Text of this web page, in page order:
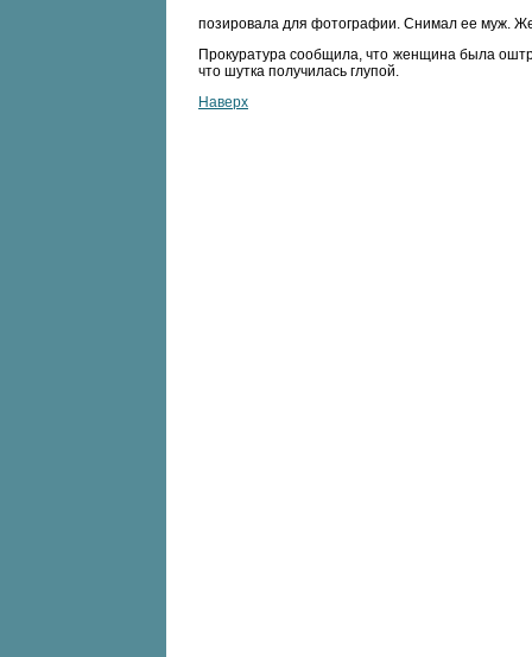
позировала для фотографии. Снимал ее муж.
Прокуратура сообщила, что женщина была
что шутка получилась глупой.
Наверх